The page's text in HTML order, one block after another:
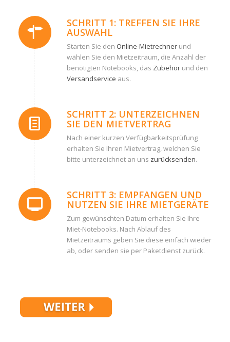
SCHRITT 1: TREFFEN SIE IHRE
AUSWAHL
Starten Sie den Online-Mietrechnerund
wählen Sie den Mietzeitraum, die Anzahl der
benötigten Notebooks, das Zubehörund den
Versandservice aus.
SCHRITT 2: UNTERZEICHNEN
SIE DEN MIETVERTRAG
Nach einer kurzen Verfügbarkeitsprüfung
erhalten Sie Ihren Mietvertrag, welchen Sie
bitte unterzeichnet an uns zurücksenden.
SCHRITT 3: EMPFANGEN UND
NUTZEN SIE IHRE MIETGERÄTE
Zum gewünschten Datum erhalten Sie Ihre
Miet-Notebooks. Nach Ablauf des
Mietzeitraums geben Sie diese einfach wieder
ab, oder senden sie per Paketdienst zurück.